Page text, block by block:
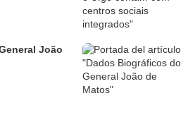
João